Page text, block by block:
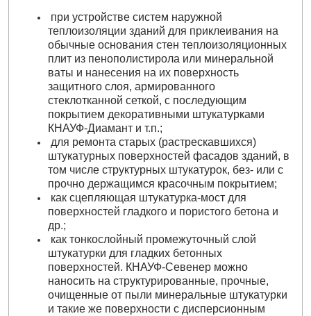
при устройстве систем наружной
теплоизоляции зданий для приклеивания на
обычные основания стен теплоизоляционных
плит из пенополистирола или минеральной
ваты и нанесения на их поверхность
защитного слоя, армированного
стеклотканной сеткой, с последующим
покрытием декоративными штукатурками
КНАУФ-Диамант и т.п.;
для ремонта старых (растрескавшихся)
штукатурных поверхностей фасадов зданий, в
том числе структурных штукатурок, без- или с
прочно держащимся красочным покрытием;
как сцепляющая штукатурка-мост для
поверхностей гладкого и пористого бетона и
др.;
как тонкослойный промежуточный слой
штукатурки для гладких бетонных
поверхностей. КНАУФ-Севенер можно
наносить на структурированные, прочные,
очищенные от пыли минеральные штукатурки
и такие же поверхности с дисперсионным